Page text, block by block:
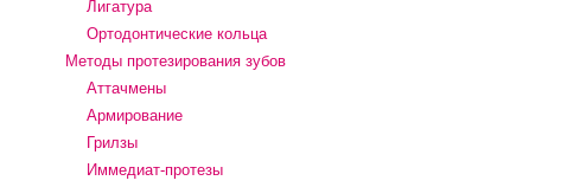
Лигатура
Ортодонтические кольца
Методы протезирования зубов
Аттачмены
Армирование
Грилзы
Иммедиат-протезы